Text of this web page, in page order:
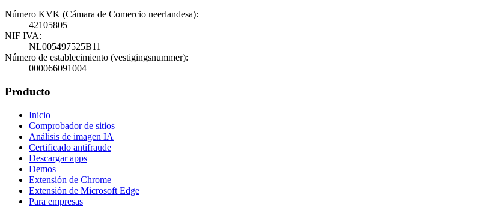
Número KVK (Cámara de Comercio neerlandesa):
42105805
NIF IVA:
NL005497525B11
Número de establecimiento (vestigingsnummer):
000066091004
Producto
Inicio
Comprobador de sitios
Análisis de imagen IA
Certificado antifraude
Descargar apps
Demos
Extensión de Chrome
Extensión de Microsoft Edge
Para empresas